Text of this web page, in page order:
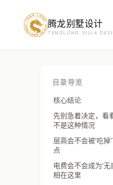
腾龙别墅设计
TENGLONG VILLA
目录导览
核心结论
先别急着决定，看
不是这种情况
层高会不会被‘吃掉
点
电费会不会成为‘无
相在这里
预约设计咨询
房屋面积（㎡）